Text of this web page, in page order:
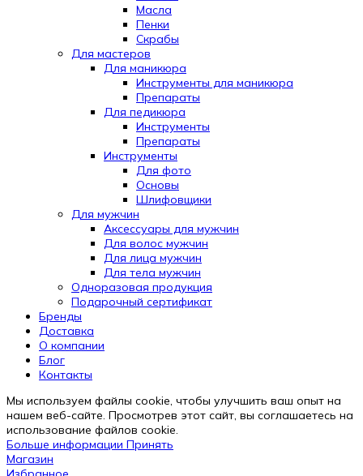
Масла
Пенки
Скрабы
Для мастеров
Для маникюра
Инструменты для маникюра
Препараты
Для педикюра
Инструменты
Препараты
Инструменты
Для фото
Основы
Шлифовщики
Для мужчин
Аксессуары для мужчин
Для волос мужчин
Для лица мужчин
Для тела мужчин
Одноразовая продукция
Подарочный сертификат
Automatically
Hierarchic
Categories
Menu
Version
2.0.12
|
Author:
Бренды
Доставка
О компании
Блог
Контакты
Мы используем файлы cookie, чтобы улучшить ваш опыт на
нашем веб-сайте. Просмотрев этот сайт, вы соглашаетесь на
использование файлов cookie.
Больше информации Больше
Принять
Магазин